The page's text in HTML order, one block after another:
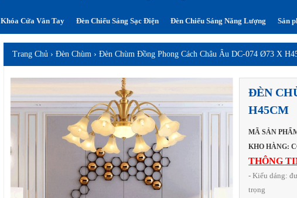
Khóa Cửa Vân Tay Đèn Chiếu Sáng Sạc Điện Đèn Chiếu Sáng Năng Lượng Sản
Trang Chủ ›Đèn Chùm ›Đèn Chùm Đồng Phong Cách Châu Âu DC-074 Ø73 X
ĐÈN
H45CM
MÃ SẢN
KHO HÀNG:
THÔNG
- Kiểu dáng:
trọng